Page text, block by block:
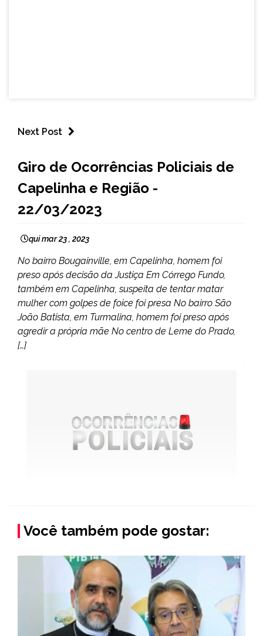
Next Post
MINAS
GERAIS
NOTÍCIAS
Giro de Ocorrências Policiais de
Capelinha e Região -
22/03/2023
qui mar 23 , 2023
No bairro Bougainville, em Capelinha, homem foi
preso após decisão da Justiça Em Córrego Fundo,
também em Capelinha, suspeita de tentar matar
mulher com golpes de foice foi presa No bairro São
João Batista, em Turmalina, homem foi preso após
agredir a própria mãe No centro de Leme do Prado,
[…]
Você também pode gostar: